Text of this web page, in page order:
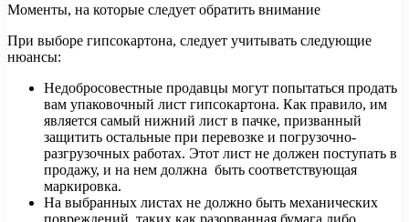
Моменты, на которые следует обратить внимание
При выборе гипсокартона, следует учитывать следующие
нюансы:
Недобросовестные продавцы могут попытаться продать
вам упаковочный лист гипсокартона. Как правило, им
является самый нижний лист в пачке, призванный
защитить остальные при перевозке и погрузочно-
разгрузочных работах. Этот лист не должен поступать в
продажу, и на нем должна быть соответствующая
маркировка.
На выбранных листах не должно быть механических
повреждений, таких как разорванная бумага либо